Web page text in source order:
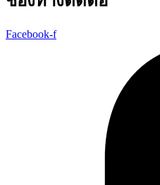
Facebook-f